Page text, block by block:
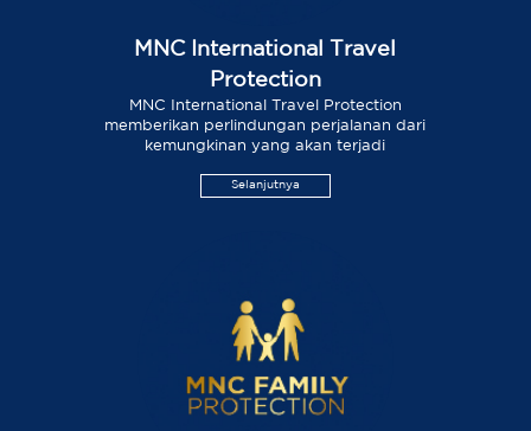
MNC International Travel
Protection
MNC International Travel Protection
memberikan perlindungan perjalanan dari
kemungkinan yang akan terjadi
Selanjutnya